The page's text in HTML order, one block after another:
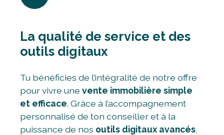
La qualité de service et des
outils digitaux
Tu bénéficies de l’intégralité de notre offre
pour vivre une vente immobilière simple
et efficace. Grâce à l’accompagnement
personnalisé de ton conseiller et à la
puissance de nos outils digitaux avancés